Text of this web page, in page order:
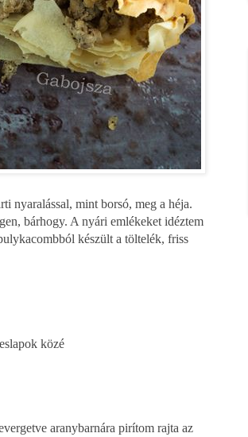
nyaralással, mint borsó, meg a héja.
bárhogy. A nyári emlékeket idéztem
készült a töltelék, friss
közé
aranybarnára pirítom rajta az